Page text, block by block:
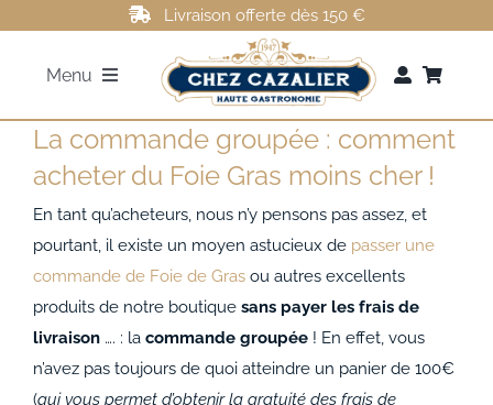
contenu
Livraison offerte dès 150 €
Menu
FOIE GRAS
ROTI DE CANARD
MAGRETS DE CANARD
La commande groupée : comment
acheter du Foie Gras moins cher !
En tant qu’acheteurs, nous n’y pensons pas assez, et
pourtant, il existe un moyen astucieux de passer une
commande de Foie de Grasou autres excellents
produits de notre boutique sans payer les frais de
livraison…. : la commande groupée! En effet, vous
n’avez pas toujours de quoi atteindre un panier de 100€
(qui vous permet d’obtenir la gratuité des frais de